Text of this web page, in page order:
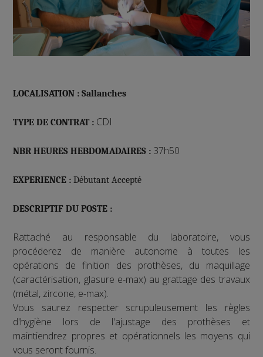
LOCALISATION : Sallanches
TYPE DE CONTRAT : CDI
NBR HEURES HEBDOMADAIRES : 37h50
EXPERIENCE :Débutant Accepté
DESCRIPTIF DU POSTE :
Rattaché au responsable du laboratoire, vous
procéderez de manière autonome à toutes les
opérations de finition des prothèses, du maquillage
(caractérisation, glasure e-max) au grattage des travaux
(métal, zircone, e-max).
Vous saurez respecter scrupuleusement les règles
d'hygiène lors de l'ajustage des prothèses et
maintiendrez propres et opérationnels les moyens qui
vous seront fournis.